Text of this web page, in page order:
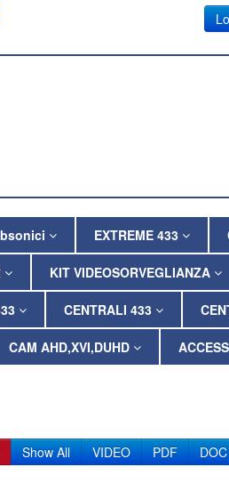
EXTREME 433
KIT VIDEOSORVEGLIANZA
CENTRALI 433
CAM AHD,XVI,DUHD
Show All VIDEO PDF DOC